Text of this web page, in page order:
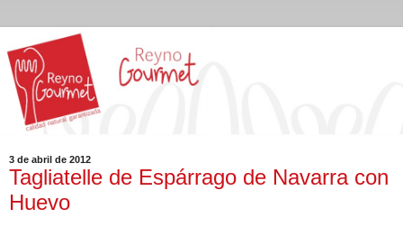
3 de abril de 2012
Tagliatelle de Espárrago de Navarra con
Huevo